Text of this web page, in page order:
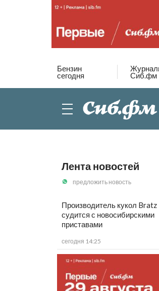
Бензин
сегодня Сиб.фм
Лента новостей
предложить новость
Производитель кукол Bratz
судится с новосибирскими
приставами
сегодня 14:25